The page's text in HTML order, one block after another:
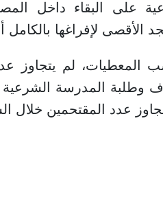
على البقاء داخل
الأقصى لإفراغها بالكامل
المعطيات، لم يتجاوز
عدد المقتحمين خلال الساعة